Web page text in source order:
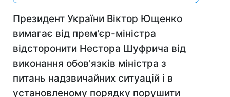
Президент України Віктор Ющенко
вимагає від прем'єр-міністра
відсторонити Нестора Шуфрича від
виконання обов'язків міністра з
питань надзвичайних ситуацій і в
установленому порядку порушити